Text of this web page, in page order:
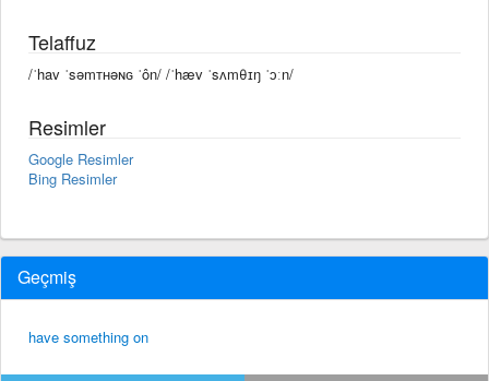
Telaffuz
/ˈhav ˈsəmᴛʜəɴɢ ˈôn/ /ˈhæv ˈsʌmθɪŋ ˈɔːn/
Resimler
Google Resimler
Bing Resimler
Geçmiş
have something on